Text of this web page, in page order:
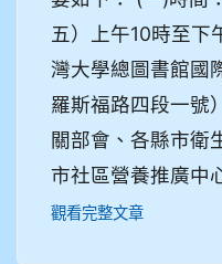
五）上午10時至下
灣大學總圖書館國
羅斯福路四段一號
關部會、各縣市衛
市社區營養推廣中
觀看完整文章